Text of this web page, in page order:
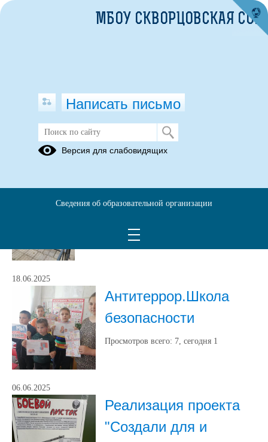
Публикации за Июнь 2025
День памяти и скорби
Просмотров всего: , сегодня
18.06.2025
Антитеррор.Школа
безопасности
Просмотров всего: 7, сегодня 1
06.06.2025
Реализация проекта
"Создали для и
МБОУ СКВОРЦОВСКАЯ СОШ
Написать письмо
Версия для слабовидящих
Сведения об образовательной организации